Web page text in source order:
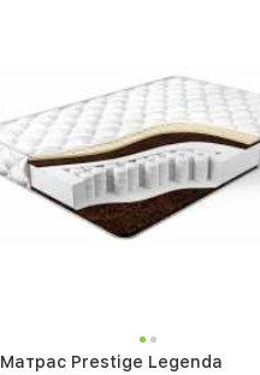
Матрас Prestige Legenda